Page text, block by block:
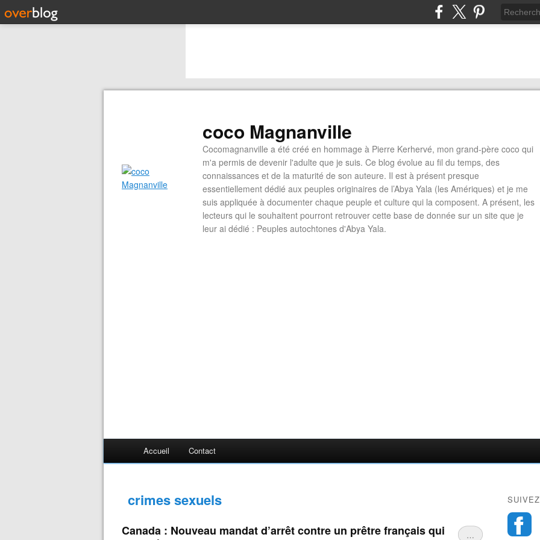
coco Magnanville
Cocomagnanville a été créé en hommage à Pierre Kerhervé, mon grand-père coco qui
m'a permis de devenir l'adulte que je suis. Ce blog évolue au fil du temps, des
connaissances et de la maturité de son auteure. Il est à présent presque
essentiellement dédié aux peuples originaires de l’Abya Yala (les Amériques) et je me
suis appliquée à documenter chaque peuple et culture qui la composent. A présent, les
lecteurs qui le souhaitent pourront retrouver cette base de donnée sur un site que je
leur ai dédié : Peuples autochtones d'Abya Yala.
Accueil Contact
crimes sexuels
…
Canada : Nouveau mandat d’arrêt contre un prêtre français qui